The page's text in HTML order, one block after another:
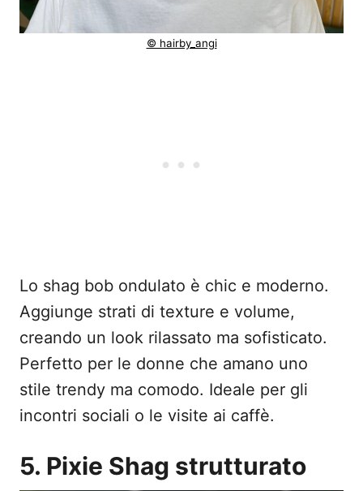
© hairby_angi
Lo shag bob ondulato è chic e moderno.
Aggiunge strati di texture e volume,
creando un look rilassato ma sofisticato.
Perfetto per le donne che amano uno
stile trendy ma comodo. Ideale per gli
incontri sociali o le visite ai caffè.
5. Pixie Shag strutturato